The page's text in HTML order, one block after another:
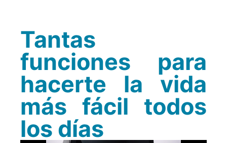
Tantas
funciones para
hacerte la vida
más fácil todos
los días